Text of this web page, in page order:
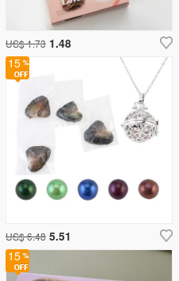
15
US$ 6.48 5.51
US$ 1.73 1.48
15